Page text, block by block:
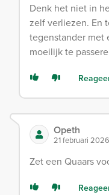
Denk het niet in
zelf verliezen. En
tegenstander met
moeilijk te
Opeth
21 februari
Zet een Quaars